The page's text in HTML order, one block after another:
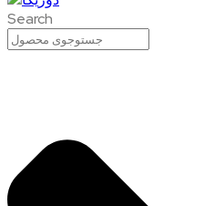
Search